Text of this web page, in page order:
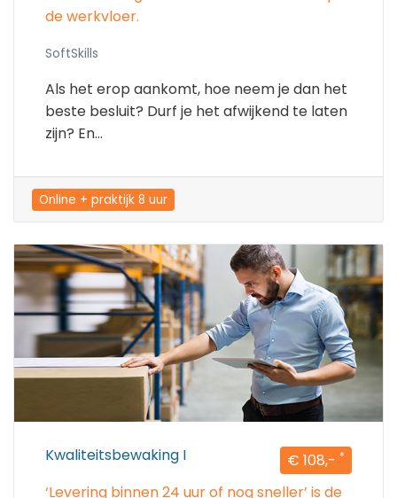
de werkvloer.
SoftSkills
Als het erop aankomt, hoe neem je dan het
beste besluit? Durf je het afwijkend te laten
zijn? En...
Online + praktijk 8 uur
Kwaliteitsbewaking I € 108,- *
‘Levering binnen 24 uur of nog sneller’ is de